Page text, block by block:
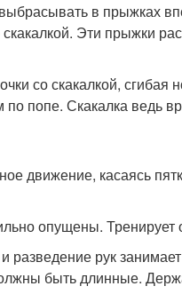
в прыжках
Эти прыжки
со скакалкой, сгибая
по попе. Скакалка ведь
движение, касаясь
опущены. Тренирует
рук
быть длинные.